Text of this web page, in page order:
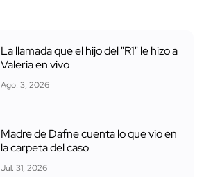
La llamada que el hijo del "R1" le hizo a
Valeria en vivo
Ago. 3, 2026
Madre de Dafne cuenta lo que vio en
la carpeta del caso
Jul. 31, 2026